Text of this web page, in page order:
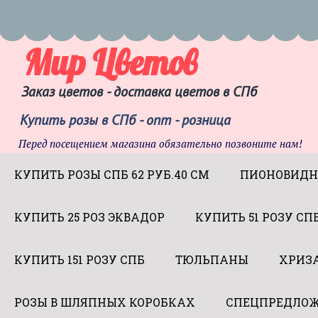
Мир Цветов
Заказ цветов - доставка цветов в СПб
Купить розы в СПб - опт - розница
Перед посещением магазина обязательно позвоните нам!
КУПИТЬ РОЗЫ СПБ 62 РУБ.40 СМ
КУПИТЬ 25 РОЗ ЭКВАДОР КУПИТЬ 51 РОЗУ
КУПИТЬ 151 РОЗУ СПБ ТЮЛЬПАНЫ
РОЗЫ В ШЛЯПНЫХ КОРОБКАХ